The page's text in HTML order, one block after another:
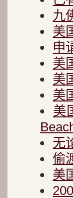
九
美
申
美
美
美
美
无
偷
美